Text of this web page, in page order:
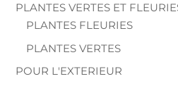
PLANTES VERTES ET
PLANTES FLEURIES
PLANTES VERTES
POUR L'EXTERIEUR